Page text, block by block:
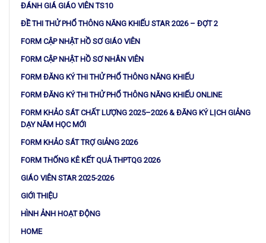
ĐÁNH GIÁ GIÁO VIÊN TS10
ĐỀ THI THỬ PHỔ THÔNG NĂNG KHIẾU STAR 2026 – ĐỢT 2
FORM CẬP NHẬT HỒ SƠ GIÁO VIÊN
FORM CẬP NHẬT HỒ SƠ NHÂN VIÊN
FORM ĐĂNG KÝ THI THỬ PHỔ THÔNG NĂNG KHIẾU
FORM ĐĂNG KÝ THI THỬ PHỔ THÔNG NĂNG KHIẾU ONLINE
FORM KHẢO SÁT CHẤT LƯỢNG 2025–2026 & ĐĂNG KÝ LỊCH GIẢNG
DẠY NĂM HỌC MỚI
FORM KHẢO SÁT TRỢ GIẢNG 2026
FORM THỐNG KÊ KẾT QUẢ THPTQG 2026
GIÁO VIÊN STAR 2025-2026
GIỚI THIỆU
HÌNH ẢNH HOẠT ĐỘNG
HOME